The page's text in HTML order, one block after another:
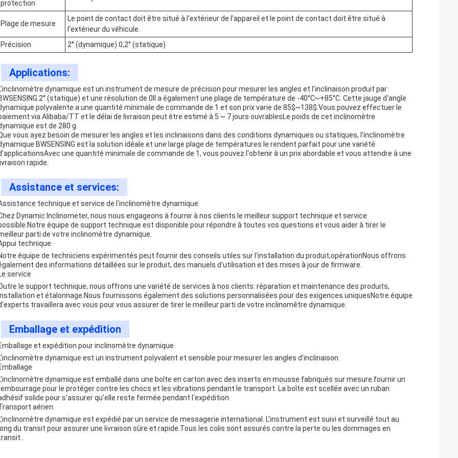
protection
Plage de mesure
Le point de contact doit être situé à l'extérieur de l'appareil et le point de contact doit être situé à
l'extérieur du véhicule.
Précision
2° (dynamique) 0,2° (statique)
Applications:
dynamique est un instrument de mesure de précision pour mesurer les angles et l'inclinaison produit par
(statique) et une résolution de 0Il a également une plage de température de -40°C~+85°C. Cette jauge d'angle
polyvalente a une quantité minimale de commande de 1 et son prix varie de 85$~138$.Vous pouvez effectuer le
via Alibaba/TT et le délai de livraison peut être estimé à 5 ~ 7 jours ouvrablesLe poids de cet inclinomètre
est de 280 g.
vous ayez besoin de mesurer les angles et les inclinaisons dans des conditions dynamiques ou statiques, l'inclinomètre
BWSENSING est la solution idéale.et une large plage de températures le rendent parfait pour une variété
une quantité minimale de commande de 1, vous pouvez l'obtenir à un prix abordable et vous attendre à une
rapide.
Assistance et services:
technique et service de l'inclinomètre dynamique
Dynamic Inclinometer, nous nous engageons à fournir à nos clients le meilleur support technique et service
équipe de support technique est disponible pour répondre à toutes vos questions et vous aider à tirer le
parti de votre inclinomètre dynamique.
technique
équipe de techniciens expérimentés peut fournir des conseils utiles sur l'installation du produit,opérationNous offrons
des informations détaillées sur le produit, des manuels d'utilisation et des mises à jour de firmware.
service
le support technique, nous offrons une variété de services à nos clients: réparation et maintenance des produits,
et étalonnage.Nous fournissons également des solutions personnalisées pour des exigences uniquesNotre équipe
travaillera avec vous pour vous assurer de tirer le meilleur parti de votre inclinomètre dynamique.
Emballage et expédition
et expédition pour inclinomètre dynamique
dynamique est un instrument polyvalent et sensible pour mesurer les angles d'inclinaison.
dynamique est emballé dans une boîte en carton avec des inserts en mousse fabriqués sur mesure.fournir un
pour le protéger contre les chocs et les vibrations pendant le transport. La boîte est scellée avec un ruban
solide pour s'assurer qu'elle reste fermée pendant l'expédition.
aérien
dynamique est expédié par un service de messagerie international. L'instrument est suivi et surveillé tout au
du transit pour assurer une livraison sûre et rapide.Tous les colis sont assurés contre la perte ou les dommages en